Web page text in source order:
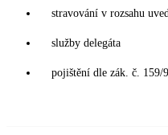
stravování v rozsahu
služby delegáta
pojištění dle zák. č. 159/